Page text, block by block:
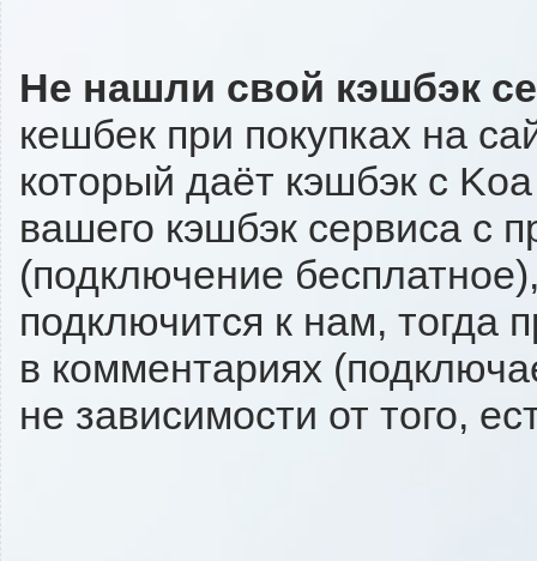
Не нашли свой кэшбэк
кешбек при покупках на
который даёт кэшбэк с
вашего кэшбэк сервиса с
(подключение
подключится к нам, тогда
в комментариях
не зависимости от того,